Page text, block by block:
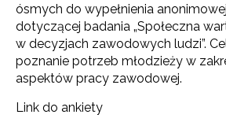
ósmych do wypełnienia
dotyczącej badania „Społeczna
w decyzjach zawodowych ludzi”.
poznanie potrzeb młodzieży w
aspektów pracy zawodowej.
Link do ankiety